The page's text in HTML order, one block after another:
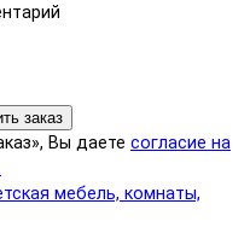
заказ
Вы даете согласие на